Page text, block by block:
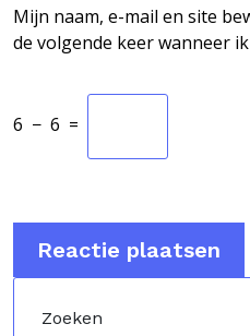
Mijn naam, e-mail en site
de volgende keer wanneer
6 − 6 =
Zoeken